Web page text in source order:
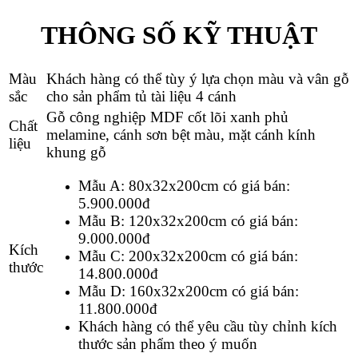
THÔNG SỐ KỸ THUẬT
Màu
sắc
Khách hàng có thể tùy ý lựa chọn màu và vân gỗ
cho sản phẩm tủ tài liệu 4 cánh
Chất
liệu
Gỗ công nghiệp MDF cốt lõi xanh phủ
melamine, cánh sơn bệt màu, mặt cánh kính
khung gỗ
Kích
thước
Mẫu A: 80x32x200cm có giá bán:
5.900.000đ
Mẫu B: 120x32x200cm có giá bán:
9.000.000đ
Mẫu C: 200x32x200cm có giá bán:
14.800.000đ
Mẫu D: 160x32x200cm có giá bán:
11.800.000đ
Khách hàng có thể yêu cầu tùy chỉnh kích
thước sản phẩm theo ý muốn